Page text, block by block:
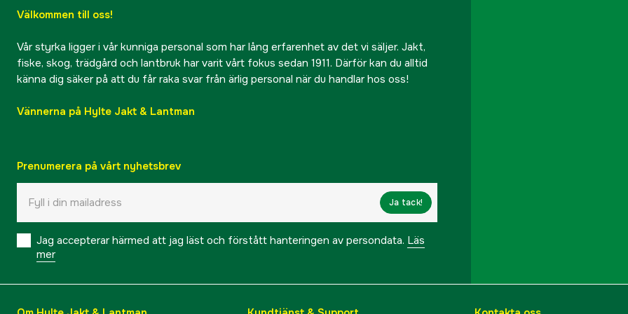
Välkommen till oss!
Vår styrka ligger i vår kunniga personal som har lång erfarenhet av det vi säljer. Jakt,
fiske, skog, trädgård och lantbruk har varit vårt fokus sedan 1911. Därför kan du alltid
känna dig säker på att du får raka svar från ärlig personal när du handlar hos oss!
Vännerna på Hylte Jakt & Lantman
Prenumerera på vårt nyhetsbrev
Ja tack!
Jag accepterar härmed att jag läst och förstått hanteringen av persondata. Läs
mer